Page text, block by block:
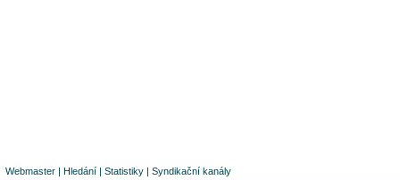
Webmaster | Hledání | Statistiky | Syndikační kanály